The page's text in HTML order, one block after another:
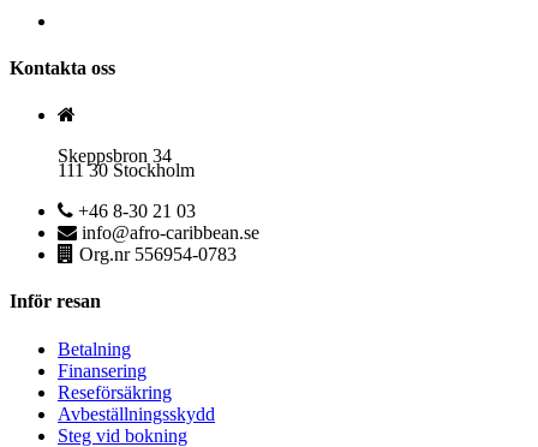
Kontakta oss
Skeppsbron 34
111 30 Stockholm
+46 8-30 21 03
info@afro-caribbean.se
Org.nr 556954-0783
Inför resan
Betalning
Finansering
Reseförsäkring
Avbeställningsskydd
Steg vid bokning